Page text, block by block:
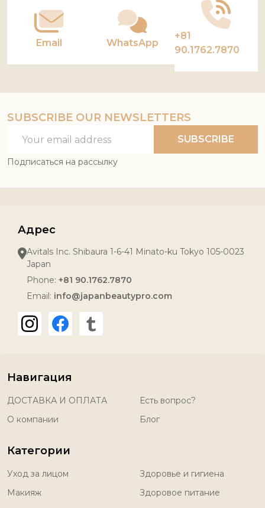
Email WhatsApp
+81
90.1762.7870
SUBSCRIBE OUR NEWSLETTERS
Address
SUBSCRIBE
Подписаться на рассылку
Адрес
Avitals Inc. Shibaura 1-6-41 Minato-ku Tokyo 105-0023
Japan
Phone: +81 90.1762.7870
Email: info@japanbeautypro.com
Навигация
ДОСТАВКА И ОПЛАТА
О компании
Есть вопрос?
Блог
Категории
Уход за лицом
Макияж
Здоровье и гигиена
Здоровое питание